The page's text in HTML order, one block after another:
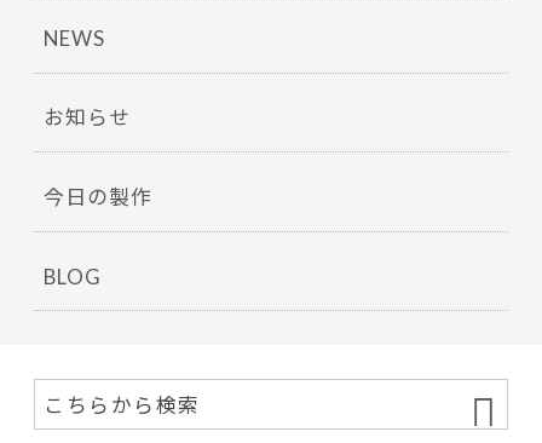
NEWS
お知らせ
今日の製作
BLOG